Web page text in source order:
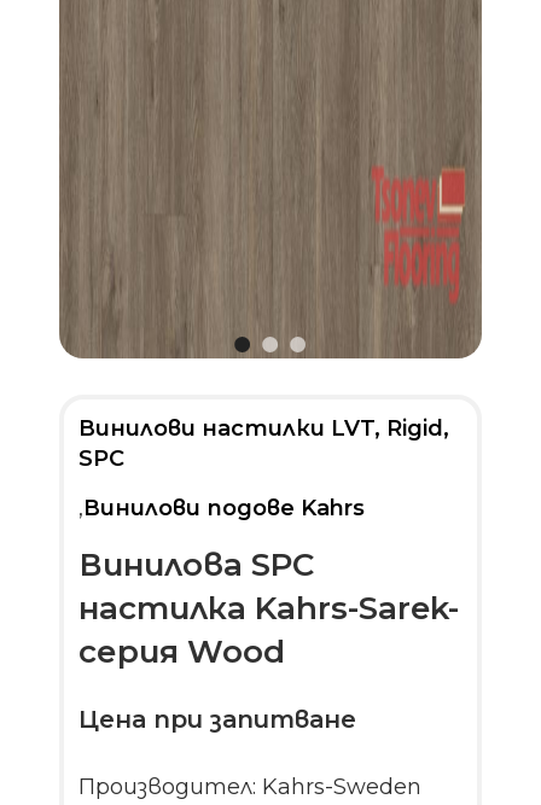
Винилови настилки LVT, Rigid,
SPC
,Винилови подове Kahrs
Винилова SPC
настилка Kahrs-Sarek-
серия Wood
Цена при запитване
Производител: Kahrs-Sweden